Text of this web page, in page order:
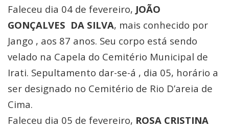
Faleceu dia 04 de fevereiro, JOÃO
GONÇALVES DA SILVA, mais conhecido por
Jango , aos 87 anos. Seu corpo está sendo
velado na Capela do Cemitério Municipal de
Irati. Sepultamento dar-se-á , dia 05, horário a
ser designado no Cemitério de Rio D’areia de
Cima.
Faleceu dia 05 de fevereiro, ROSA CRISTINA